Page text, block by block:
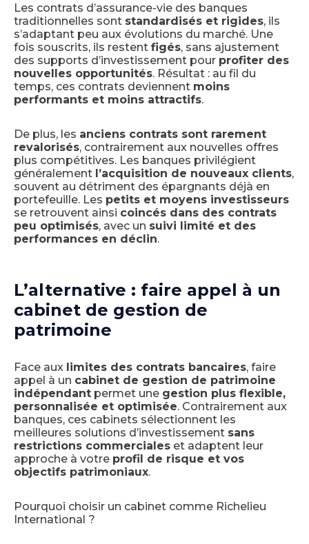
Les contrats d’assurance-vie des banques
traditionnelles sont standardisés et rigides, ils
s’adaptant peu aux évolutions du marché. Une
fois souscrits, ils restent figés, sans ajustement
des supports d’investissement pour profiter des
nouvelles opportunités. Résultat : au fil du
temps, ces contrats deviennent moins
performants et moins attractifs.
De plus, les anciens contrats sont rarement
revalorisés, contrairement aux nouvelles offres
plus compétitives. Les banques privilégient
généralement l’acquisition de nouveaux clients,
souvent au détriment des épargnants déjà en
portefeuille. Les petits et moyens investisseurs
se retrouvent ainsi coincés dans des contrats
peu optimisés, avec un suivi limité et des
performances en déclin.
L’alternative : faire appel à un
cabinet de gestion de
patrimoine
Face aux limites des contrats bancaires, faire
appel à un cabinet de gestion de patrimoine
indépendant permet une gestion plus flexible,
personnalisée et optimisée. Contrairement aux
banques, ces cabinets sélectionnent les
meilleures solutions d’investissement sans
restrictions commerciales et adaptent leur
approche à votre profil de risque et vos
objectifs patrimoniaux.
Pourquoi choisir un cabinet comme Richelieu
International ?